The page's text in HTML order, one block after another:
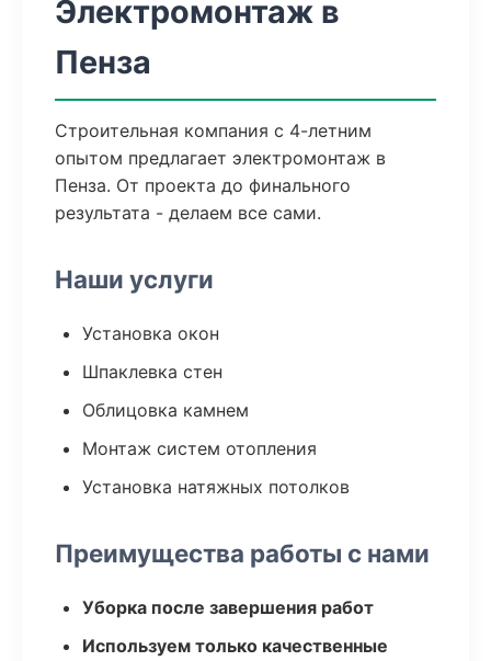
Электромонтаж в
Пенза
Строительная компания с 4-летним
опытом предлагает электромонтаж в
Пенза. От проекта до финального
результата - делаем все сами.
Наши услуги
Установка окон
Шпаклевка стен
Облицовка камнем
Монтаж систем отопления
Установка натяжных потолков
Преимущества работы с нами
Уборка после завершения работ
Используем только качественные